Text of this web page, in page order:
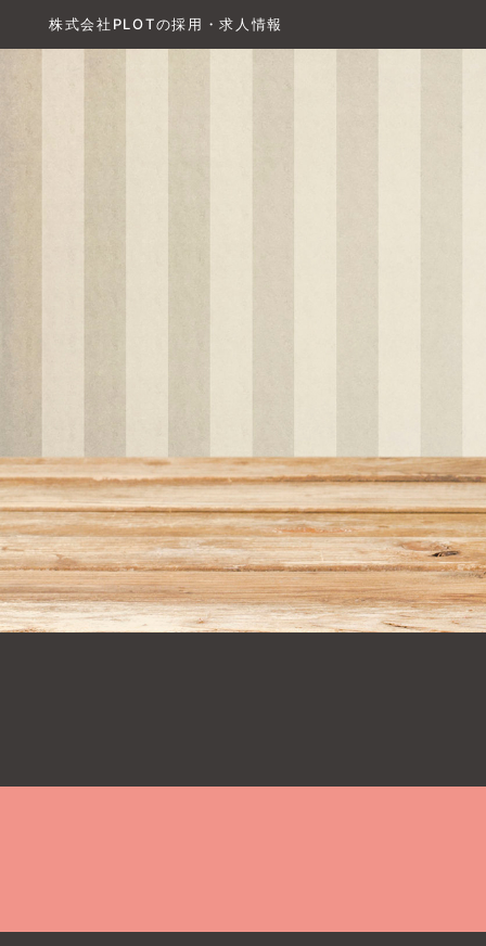
株式会社PLOTの採用・求人情報